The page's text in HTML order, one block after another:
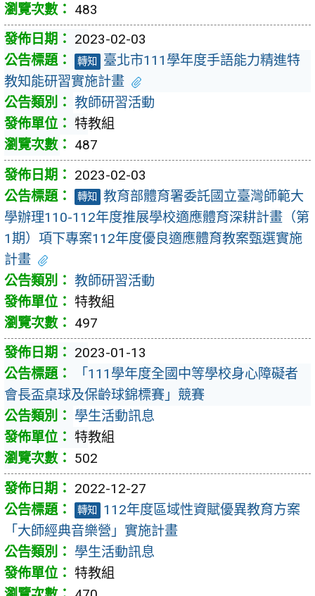
483
2023-02-03
轉知
臺北市111學年度手語能力精進特
教知能研習實施計畫
教師研習活動
特教組
487
2023-02-03
轉知
教育部體育署委託國立臺灣師範大
學辦理110-112年度推展學校適應體育深耕計畫（第
1期）項下專案112年度優良適應體育教案甄選實施
計畫
教師研習活動
特教組
497
2023-01-13
「111學年度全國中等學校身心障礙者
會長盃桌球及保齡球錦標賽」競賽
學生活動訊息
特教組
502
2022-12-27
轉知
112年度區域性資賦優異教育方案
「大師經典音樂營」實施計畫
學生活動訊息
特教組